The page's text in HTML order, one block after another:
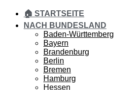
🏠 STARTSEITE
NACH BUNDESLAND
Baden-Württemberg
Bayern
Brandenburg
Berlin
Bremen
Hamburg
Hessen